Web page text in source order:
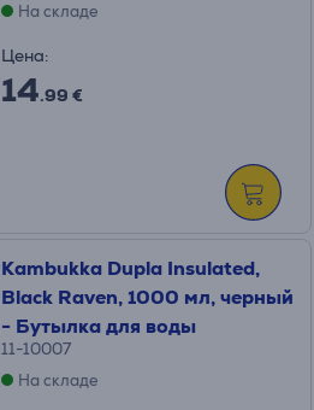
На складе
Цена:
14.99 €
Kambukka Dupla Insulated,
Black Raven, 1000 мл, черный
- Бутылка для воды
11-10007
На складе